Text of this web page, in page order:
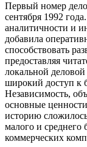
Первый номер
сентября 1992
аналитичности и
добавила
способствовать
предоставляя
локальной
широкий доступ к
Независимость,
основные
историю
малого и среднего
коммерческих